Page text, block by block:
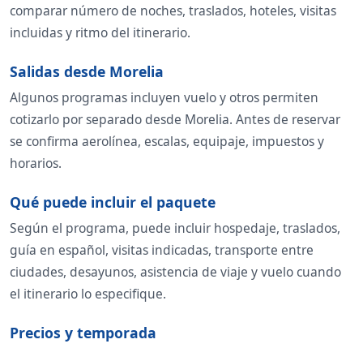
comparar número de noches, traslados, hoteles, visitas
incluidas y ritmo del itinerario.
Salidas desde Morelia
Algunos programas incluyen vuelo y otros permiten
cotizarlo por separado desde Morelia. Antes de reservar
se confirma aerolínea, escalas, equipaje, impuestos y
horarios.
Qué puede incluir el paquete
Según el programa, puede incluir hospedaje, traslados,
guía en español, visitas indicadas, transporte entre
ciudades, desayunos, asistencia de viaje y vuelo cuando
el itinerario lo especifique.
Precios y temporada